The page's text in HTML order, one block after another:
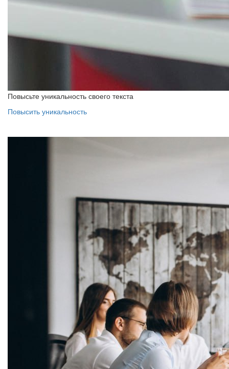
Повысьте уникальность своего текста
Повысить уникальность